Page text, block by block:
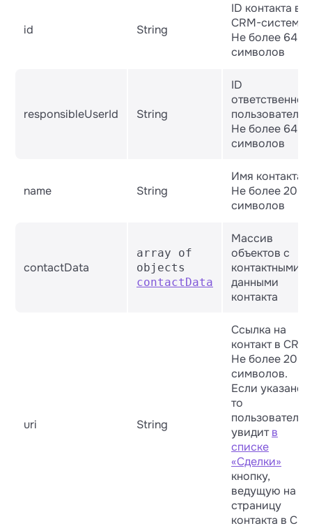
id String
ID контакта в
CRM-системе.
Не более 64
символов
responsibleUserId String
ID
пользователя.
Не более 64
символов
name String
Имя контакта.
Не более 200
символов
contactData
array of
objects
contactData
Массив
объектов с
контактными
данными
контакта
uri String
Ссылка на
контакт в CRM.
Не более 200
символов.
Если указано,
то
пользователь
увидитв
списке
«Сделки»
кнопку,
ведущую на
страницу
контакта в